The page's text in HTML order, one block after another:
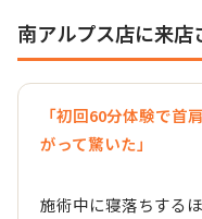
南アルプス店に来店
「初回60分体験で首
がって驚いた」
施術中に寝落ちする